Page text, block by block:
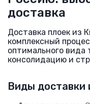
доставка
Доставка плоек из
комплексный
оптимального вида
консолидацию и
Виды доставки